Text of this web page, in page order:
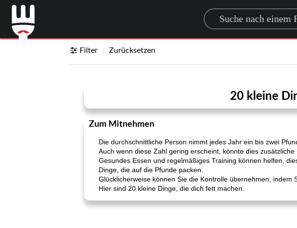
Search for a
Filter Zurücksetzen
20 kleine
Zum Mitnehmen
Die durchschnittliche Person nimmt jedes Jahr ein bis zwei
Auch wenn diese Zahl gering erscheint, könnte dies
Gesundes Essen und regelmäßiges Training können helfen,
Dinge, die auf die Pfunde packen.
Glücklicherweise können Sie die Kontrolle übernehmen, indem
Hier sind 20 kleine Dinge, die dich fett machen.